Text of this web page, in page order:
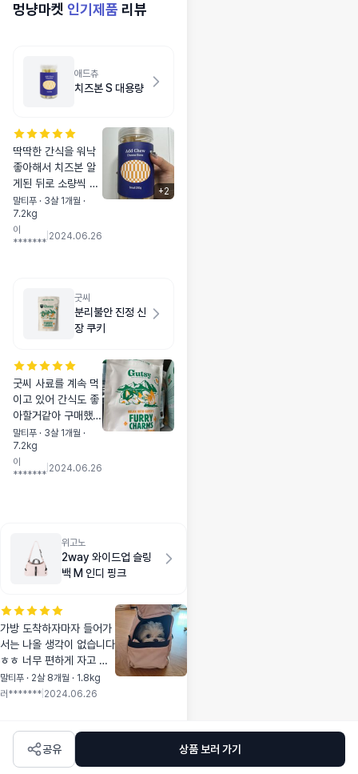
멍냥마켓 인기제품 리뷰
애드츄
치즈본 S 대용량
딱딱한 간식을 워낙
좋아해서 치즈본 알
게된 뒤로 소량씩 구
매하다가 대용량으로
샀는데 너무 좋아요
통도 이쁘고 덕봉이
말티푸 · 3살 1개월 ·
7.2kg
이
*******
2024.06.26
+2
굿씨
분리불안 진정 신
장 쿠키
굿씨 사료를 계속 먹
이고 있어 간식도 좋
아할거같아 구매했어
요 :) 역시나 기호성
미쳤구., 미용 전후나
외출 전후에 주고 있
말티푸 · 3살 1개월 ·
7.2kg
이
*******
2024.06.26
위고노
2way 와이드업 슬링
백 M 인디 핑크
가방 도착하자마자 들어가
서는 나올 생각이 없습니다
ㅎㅎ 너무 편하게 자고 있
어요 1.8키로 7개월 말티
푸 편하게 엎드리기 좋습니
쥐도 편하게 엎드려 있어요
말티푸 · 2살 8개월 · 1.8kg
러******* 2024.06.26
공유 상품 보러 가기